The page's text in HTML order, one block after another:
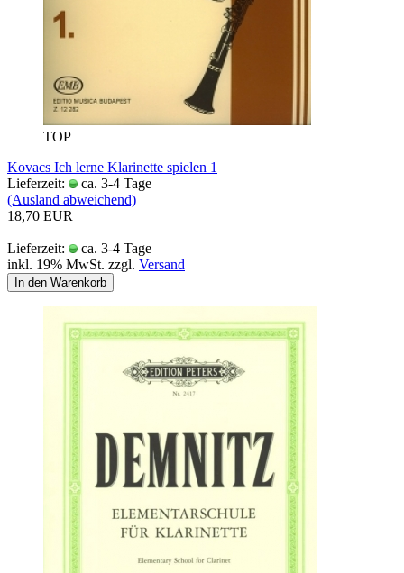
TOP
Kovacs Ich lerne Klarinette spielen 1
Lieferzeit:
ca. 3-4 Tage
(Ausland abweichend)
18,70 EUR
Lieferzeit:
ca. 3-4 Tage
inkl. 19% MwSt. zzgl. Versand
In den Warenkorb